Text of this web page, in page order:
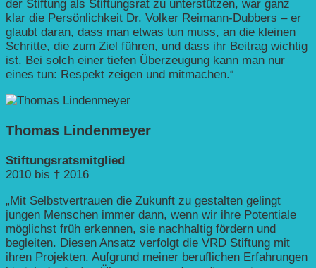
der Stiftung als Stiftungsrat zu unterstützen, war ganz
klar die Persönlichkeit Dr. Volker Reimann-Dubbers – er
glaubt daran, dass man etwas tun muss, an die kleinen
Schritte, die zum Ziel führen, und dass ihr Beitrag wichtig
ist. Bei solch einer tiefen Überzeugung kann man nur
eines tun: Respekt zeigen und mitmachen.“
Thomas Lindenmeyer
Stiftungsratsmitglied
2010 bis † 2016
„Mit Selbstvertrauen die Zukunft zu gestalten gelingt
jungen Menschen immer dann, wenn wir ihre Potentiale
möglichst früh erkennen, sie nachhaltig fördern und
begleiten. Diesen Ansatz verfolgt die VRD Stiftung mit
ihren Projekten. Aufgrund meiner beruflichen Erfahrungen